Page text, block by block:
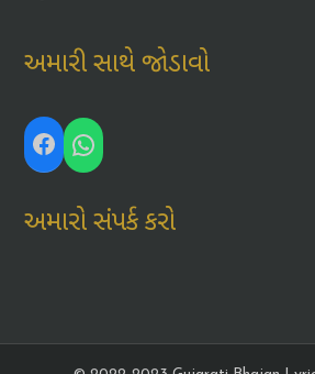
અમારી સાથે જોડાવો
Facebook
WhatsApp
અમારો સંપર્ક કરો